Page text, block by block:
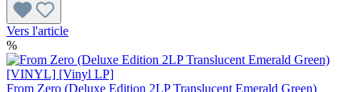
Vers l'article
%
From Zero (Deluxe Edition 2LP Translucent Emerald Green)